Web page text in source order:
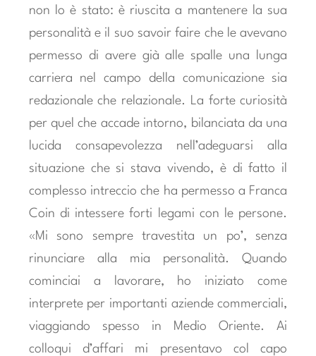
non lo è stato: è riuscita a mantenere la sua
personalità e il suo savoir faire che le avevano
permesso di avere già alle spalle una lunga
carriera nel campo della comunicazione sia
redazionale che relazionale. La forte curiosità
per quel che accade intorno, bilanciata da una
lucida consapevolezza nell’adeguarsi alla
situazione che si stava vivendo, è di fatto il
complesso intreccio che ha permesso a Franca
Coin di intessere forti legami con le persone.
«Mi sono sempre travestita un po’, senza
rinunciare alla mia personalità. Quando
cominciai a lavorare, ho iniziato come
interprete per importanti aziende commerciali,
viaggiando spesso in Medio Oriente. Ai
colloqui d’affari mi presentavo col capo